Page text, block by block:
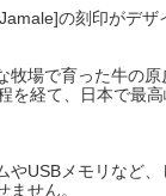
の刻印がデザ
場で育った牛の原
を経て、日本で最高
やUSBメモリなど
せん。